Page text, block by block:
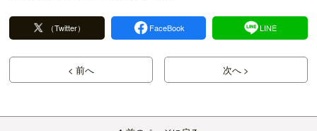
（Twitter） FaceBook LINE
< 前へ 次へ >